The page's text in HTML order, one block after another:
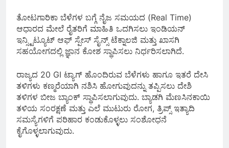
ತೋಟಗಾರಿಕಾ ಬೆಳೆಗಳ ಬಗ್ಗೆ ನೈಜ ಸಮಯದ (Real Time)
ಆಧಾರದ ಮೇಲೆ ರೈತರಿಗೆ ಮಾಹಿತಿ ಒದಗಿಸಲು ಇಂಡಿಯನ್
ಇನ್ಸ್ಟಿಟ್ಯೂಟ್ ಆಫ್ ಸ್ಪೇಸ್ ಸೈನ್ಸ್ ಟೆಕ್ನಾಲಜಿ ಮತ್ತು ಖಾಸಗಿ
ಸಹಯೋಗದಲ್ಲಿ ಜ್ಞಾನ ಕೋಶ ಸ್ಥಾಪಿಸಲು ನಿರ್ಧರಿಸಲಾಗಿದೆ.
ರಾಜ್ಯದ 20 GI ಟ್ಯಾಗ್ ಹೊಂದಿರುವ ಬೆಳೆಗಳು ಹಾಗೂ ಇತರೆ ದೇಸಿ
ತಳಿಗಳು ಕಣ್ಮರೆಯಾಗಿ ನಶಿಸಿ ಹೋಗುವುದನ್ನು ತಪ್ಪಿಸಲು ದೇಶಿ
ತಳಿಗಳ ಬೀಜ ಬ್ಯಾಂಕ್ ಸ್ಥಾಪಿಸಲಾಗುವುದು. ಬ್ಯಾಡಗಿ ಮೆಣಸಿನಕಾಯಿ
ತಳಿಯ ಸಂರಕ್ಷಣೆ ಮತ್ತು ಎಲೆ ಮುಟುರು ರೋಗ, ತ್ರಿಪ್ಸ್ ಇತ್ಯಾದಿ
ಸಮಸ್ಯೆಗಳಿಗೆ ಪರಿಹಾರ ಕಂಡುಕೊಳ್ಳಲು ಸಂಶೋಧನೆ
ಕೈಗೊಳ್ಳಲಾಗುವುದು.